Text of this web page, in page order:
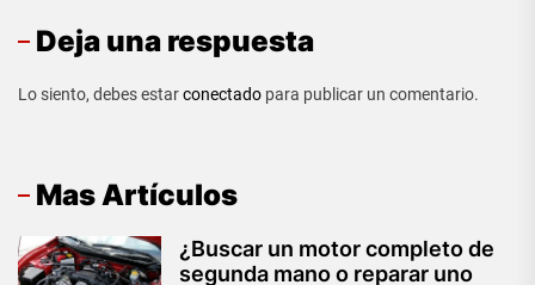
Deja una respuesta
Lo siento, debes estarconectado para publicar un comentario.
Mas Artículos
¿Buscar un motor completo de
segunda mano o reparar uno